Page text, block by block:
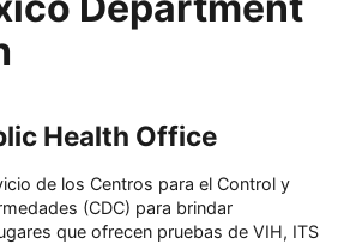
Health Office
de los Centros para el Control y
(CDC) para brindar
que ofrecen pruebas de VIH, ITS